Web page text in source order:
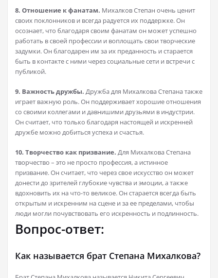
8. Отношение к фанатам. Михалков Степан очень ценит
своих поклонников и всегда радуется их поддержке. Он
осознает, что благодаря своим фанатам он может успешно
работать в своей профессии и воплощать свои творческие
задумки. Он благодарен им за их преданность и старается
быть в контакте с ними через социальные сети и встречи с
публикой.
9. Важность дружбы. Дружба для Михалкова Степана также
играет важную роль. Он поддерживает хорошие отношения
со своими коллегами и давнишими друзьями в индустрии.
Он считает, что только благодаря настоящей и искренней
дружбе можно добиться успеха и счастья.
10. Творчество как призвание. Для Михалкова Степана
творчество – это не просто профессия, а истинное
призвание. Он считает, что через свое искусство он может
донести до зрителей глубокие чувства и эмоции, а также
вдохновить их на что-то великое. Он старается всегда быть
открытым и искренним на сцене и за ее пределами, чтобы
люди могли почувствовать его искренность и подлинность.
Вопрос-ответ:
Как называется брат Степана Михалкова?